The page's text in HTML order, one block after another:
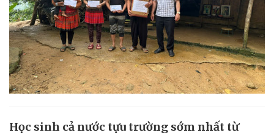
Học sinh cả nước tựu trường sớm nhất từ